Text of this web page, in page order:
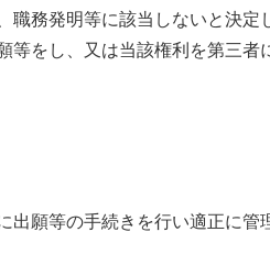
務発明等に該当しないと決
をし、又は当該権利を第三者
願等の手続きを行い適正に管